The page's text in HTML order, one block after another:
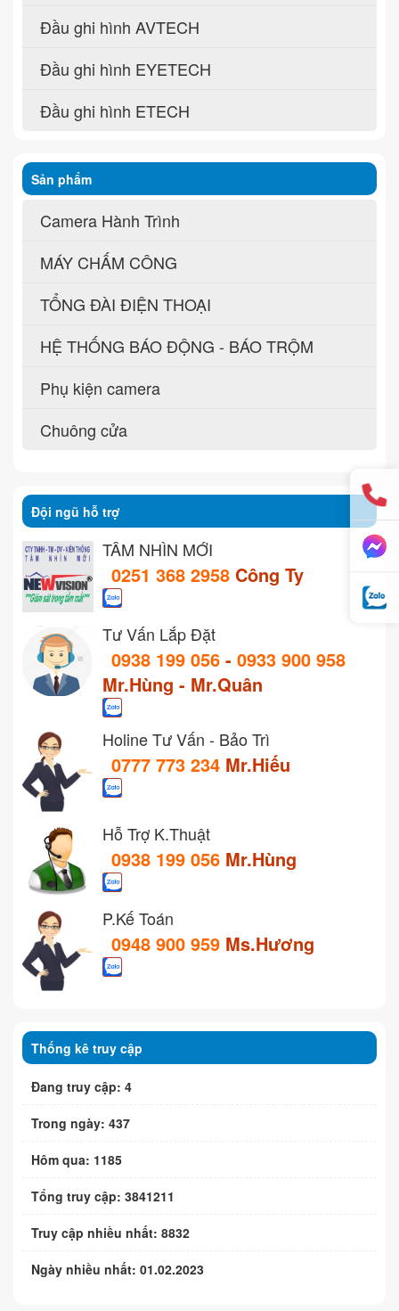
Đầu ghi hình AVTECH
Đầu ghi hình EYETECH
Đầu ghi hình ETECH
Sản phẩm
Camera Hành Trình
MÁY CHẤM CÔNG
TỔNG ĐÀI ĐIỆN THOẠI
HỆ THỐNG BÁO ĐỘNG - BÁO TRỘM
Phụ kiện camera
Chuông cửa
Đội ngũ hỗ trợ
TẦM NHÌN MỚI
0251 368 2958 Công Ty
Tư Vấn Lắp Đặt
0938 199 056 - 0933 900 958
Mr.Hùng - Mr.Quân
Holine Tư Vấn - Bảo Trì
0777 773 234 Mr.Hiếu
Hỗ Trợ K.Thuật
0938 199 056 Mr.Hùng
P.Kế Toán
0948 900 959 Ms.Hương
Thống kê truy cập
Đang truy cập: 4
Trong ngày: 437
Hôm qua: 1185
Tổng truy cập: 3841211
Truy cập nhiều nhất: 8832
Ngày nhiều nhất: 01.02.2023